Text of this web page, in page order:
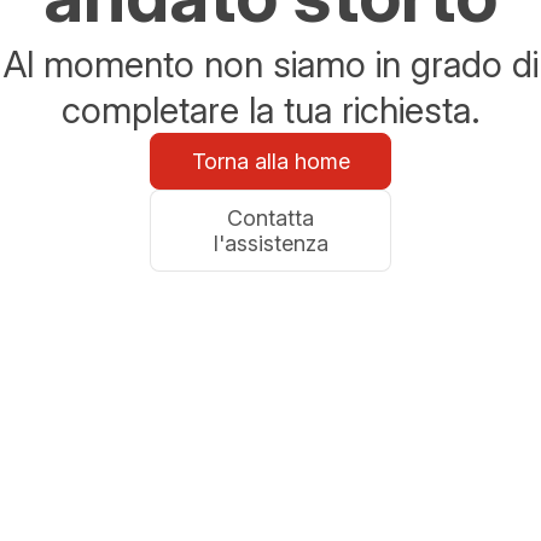
Al momento non siamo in grado di
completare la tua richiesta.
Torna alla home
Contatta
l'assistenza